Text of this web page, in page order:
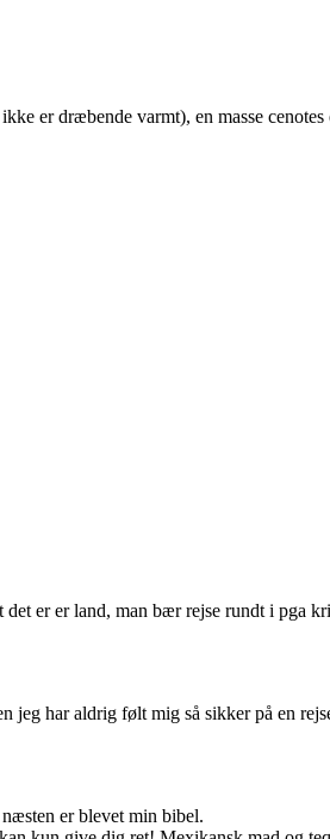
er dræbende varmt), en masse
er er land, man bær rejse rundt i pga
har aldrig følt mig så sikker på en
er blevet min bibel.